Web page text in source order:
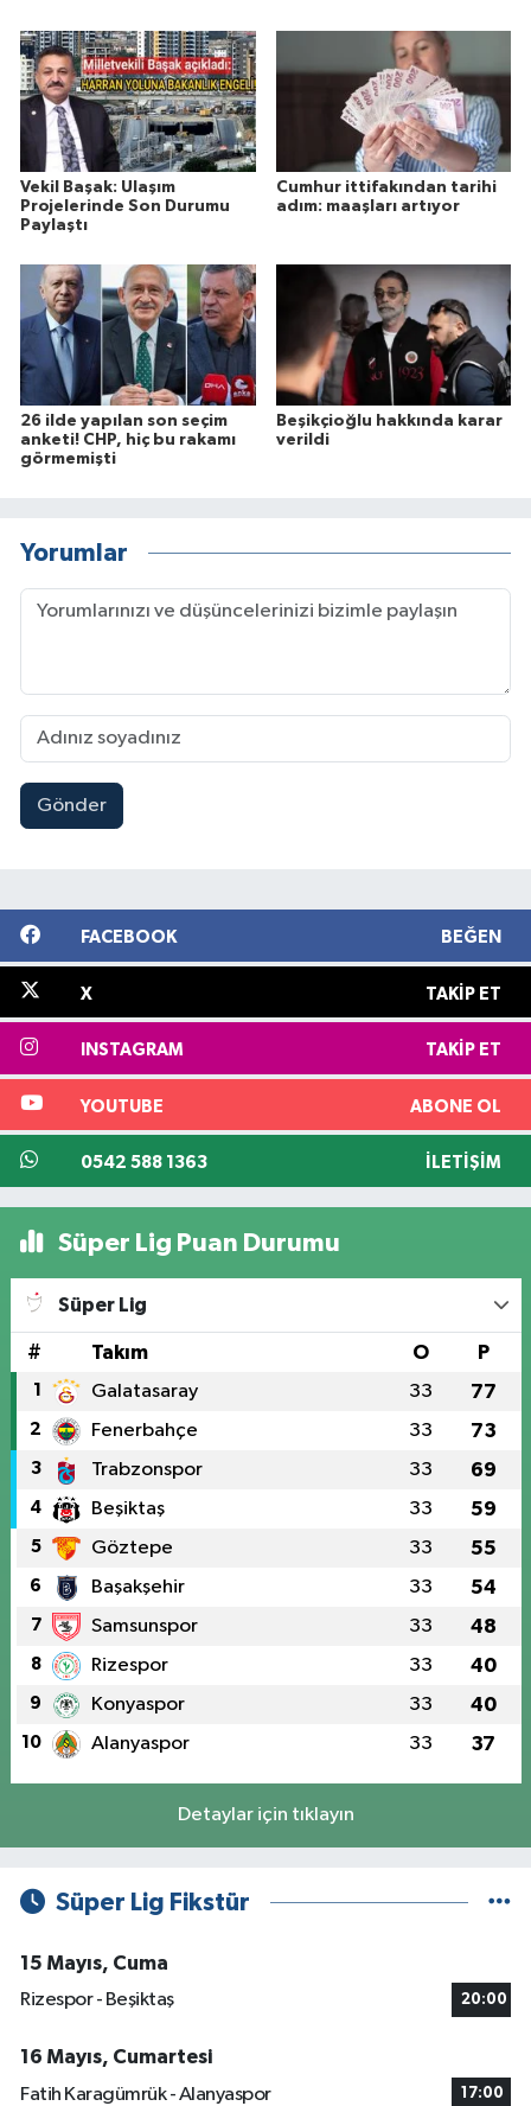
Vekil Başak: Ulaşım
Projelerinde Son Durumu
Paylaştı
Cumhur ittifakından tarihi
adım: maaşları artıyor
26 ilde yapılan son seçim
anketi! CHP, hiç bu rakamı
görmemişti
Beşikçioğlu hakkında karar
verildi
Yorumlar
Gönder
FACEBOOK BEĞEN
X TAKIP ET
INSTAGRAM TAKIP ET
YOUTUBE ABONE OL
0542 588 1363 İLETIŞIM
Süper Lig Puan Durumu
Süper Lig
# Takım O P
1 Galatasaray 33 77
2 Fenerbahçe 33 73
3 Trabzonspor 33 69
4 Beşiktaş 33 59
5 Göztepe 33 55
6 Başakşehir 33 54
7 Samsunspor 33 48
8 Rizespor 33 40
9 Konyaspor 33 40
10 Alanyaspor 33 37
Detaylar için tıklayın
Süper Lig Fikstür
15 Mayıs, Cuma
Rizespor - Beşiktaş
20:00
16 Mayıs, Cumartesi
Fatih Karagümrük - Alanyaspor
17:00